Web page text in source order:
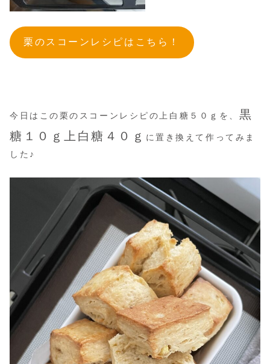
栗のスコーンレシピはこちら！
今日はこの栗のスコーンレシピの上白糖５０ｇを、 黒
糖１０ｇ
上白糖４０ｇ に置き換えて作ってみま
した♪